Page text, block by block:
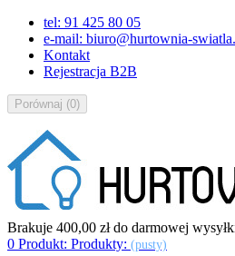
tel: 91 425 80 05
e-mail: biuro@hurtownia-
Kontakt
Rejestracja B2B
Porównaj (0)
Brakuje 400,00 złdo darmowej
0 Produkt: Produkty: (pusty)